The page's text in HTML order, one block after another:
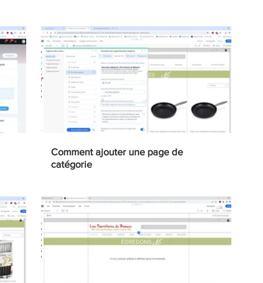
Comment ajouter une page de
catégorie